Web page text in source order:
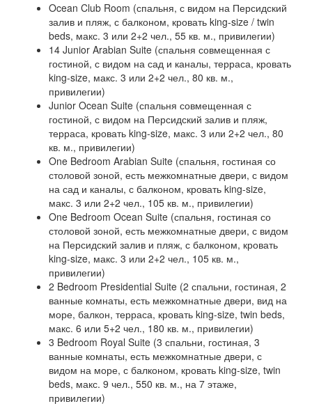
Ocean Club Room (спальня, с видом на Персидский
залив и пляж, с балконом, кровать king-size / twin
beds, макс. 3 или 2+2 чел., 55 кв. м., привилегии)
14 Junior Arabian Suite (спальня совмещенная с
гостиной, с видом на сад и каналы, терраса, кровать
king-size, макс. 3 или 2+2 чел., 80 кв. м.,
привилегии)
Junior Ocean Suite (спальня совмещенная с
гостиной, с видом на Персидский залив и пляж,
терраса, кровать king-size, макс. 3 или 2+2 чел., 80
кв. м., привилегии)
One Bedroom Arabian Suite (спальня, гостиная со
столовой зоной, есть межкомнатные двери, с видом
на сад и каналы, с балконом, кровать king-size,
макс. 3 или 2+2 чел., 105 кв. м., привилегии)
One Bedroom Ocean Suite (спальня, гостиная со
столовой зоной, есть межкомнатные двери, с видом
на Персидский залив и пляж, с балконом, кровать
king-size, макс. 3 или 2+2 чел., 105 кв. м.,
привилегии)
2 Bedroom Presidential Suite (2 спальни, гостиная, 2
ванные комнаты, есть межкомнатные двери, вид на
море, балкон, терраса, кровать king-size, twin beds,
макс. 6 или 5+2 чел., 180 кв. м., привилегии)
3 Bedroom Royal Suite (3 спальни, гостиная, 3
ванные комнаты, есть межкомнатные двери, с
видом на море, с балконом, кровать king-size, twin
beds, макс. 9 чел., 550 кв. м., на 7 этаже,
привилегии)